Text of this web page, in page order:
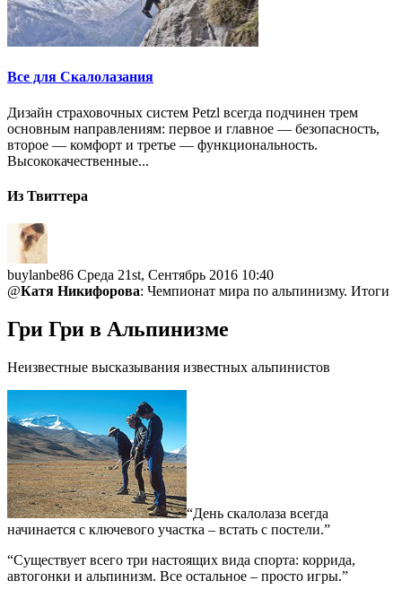
Все для Скалолазания
Дизайн страховочных систем Petzl всегда подчинен трем
основным направлениям: первое и главное — безопасность,
второе — комфорт и третье — функциональность.
Высококачественные...
Из Твиттера
buylanbe86 Среда 21st, Сентябрь 2016 10:40
@Катя Никифорова: Чемпионат мира по альпинизму. Итоги
Гри Гри в Альпинизме
Неизвестные высказывания известных альпинистов
“День скалолаза всегда
начинается с ключевого участка – встать с постели.”
“Существует всего три настоящих вида спорта: коррида,
автогонки и альпинизм. Все остальное – просто игры.”